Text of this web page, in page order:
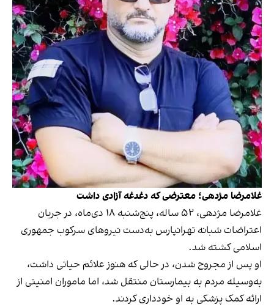
غلامرضا مژدهی؛ معترضی که دغدغه آزادی داشت
غلامرضا مژدهی، ۵۲ ساله، پنج‌شنبه ۱۸ دی‌ماه، در جریان
اعتراضات شبانه تهرانپارس به‌دست نیروهای سرکوب جمهوری
اسلامی کشته شد.
او پس از مجروح شدن، در حالی که هنوز علائم حیاتی داشت،
به‌وسیله مردم به بیمارستان منتقل شد، اما ماموران امنیتی از
ارائه کمک پزشکی به او خودداری کردند.